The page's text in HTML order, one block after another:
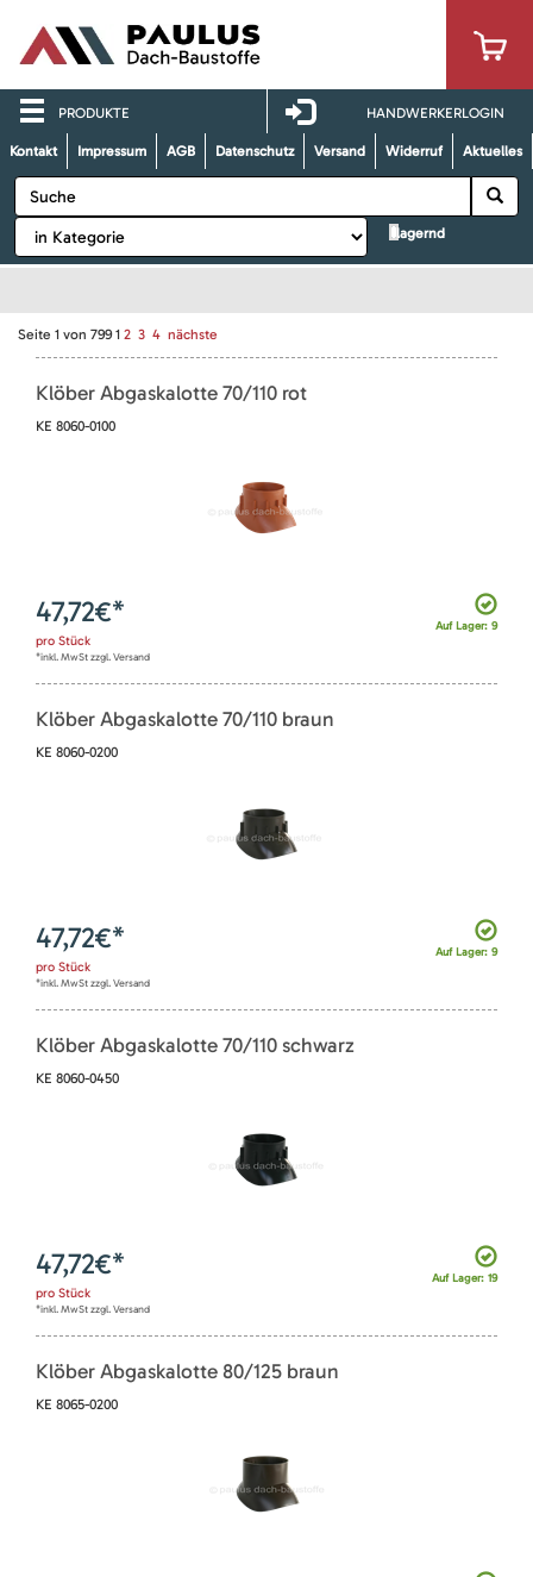
PRODUKTE HANDWERKERLOGIN
Kontakt Impressum AGB Datenschutz Versand Widerruf Aktuelles
lagernd
Seite 1 von 799 1 2 3 4 nächste
Klöber Abgaskalotte 70/110 rot
KE 8060-0100
Auf Lager: 9
47,72€*
pro Stück
*inkl. MwSt zzgl. Versand
Klöber Abgaskalotte 70/110 braun
KE 8060-0200
Auf Lager: 9
47,72€*
pro Stück
*inkl. MwSt zzgl. Versand
Klöber Abgaskalotte 70/110 schwarz
KE 8060-0450
Auf Lager: 19
47,72€*
pro Stück
*inkl. MwSt zzgl. Versand
Klöber Abgaskalotte 80/125 braun
KE 8065-0200